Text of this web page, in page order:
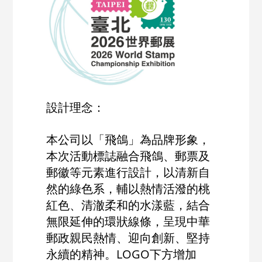
設計理念：
本公司以「飛鴿」為品牌形象，
本次活動標誌融合飛鴿、郵票及
郵徽等元素進行設計，以清新自
然的綠色系，輔以熱情活潑的桃
紅色、清澈柔和的水漾藍，結合
無限延伸的環狀線條，呈現中華
郵政親民熱情、迎向創新、堅持
永續的精神。LOGO下方增加